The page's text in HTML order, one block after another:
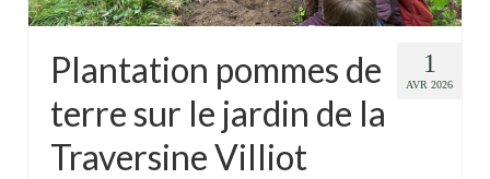
1
AVR 2026
Plantation pommes de
terre sur le jardin de la
Traversine Villiot